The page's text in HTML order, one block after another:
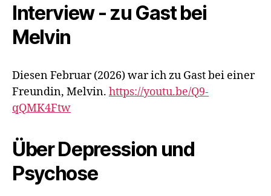
Interview - zu Gast bei
Melvin
Diesen Februar (2026) war ich zu Gast bei einer
Freundin, Melvin. https://youtu.be/Q9-
qQMK4Ftw
Über Depression und
Psychose